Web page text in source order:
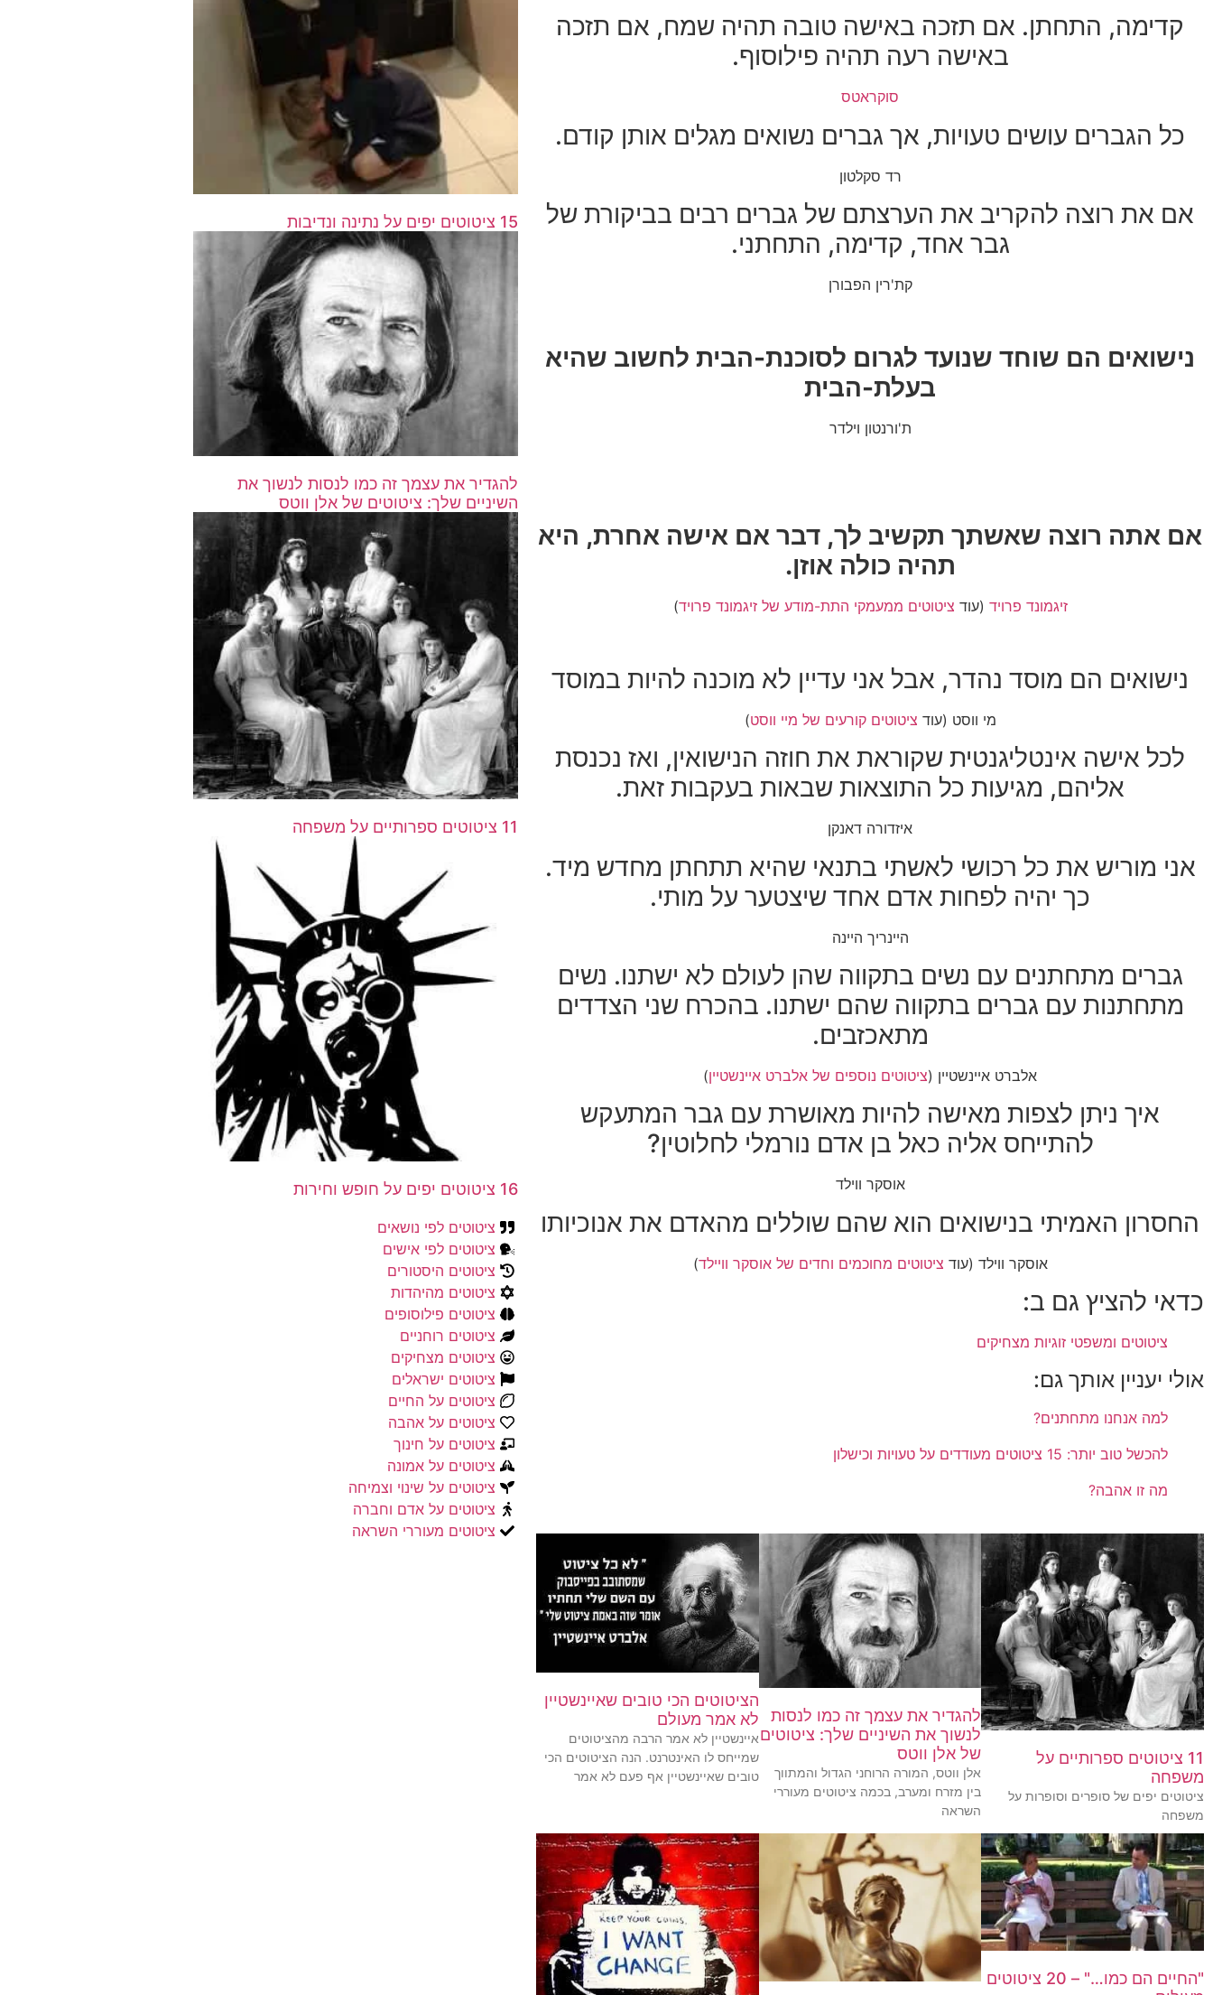
קדימה, התחתן. אם תזכה באישה טובה תהיה שמח, אם תזכה
באישה רעה תהיה פילוסוף.
סוקראטס
כל הגברים עושים טעויות, אך גברים נשואים מגלים אותן קודם.
רד סקלטון
אם את רוצה להקריב את הערצתם של גברים רבים בביקורת של
גבר אחד, קדימה, התחתני.
קת'רין הפבורן
נישואים הם שוחד שנועד לגרום לסוכנת-הבית לחשוב שהיא
בעלת-הבית
ת'ורנטון וילדר
אם אתה רוצה שאשתך תקשיב לך, דבר אם אישה אחרת, היא
תהיה כולה אוזן.
זיגמונד פרויד (עוד ציטוטים ממעמקי התת-מודע של זיגמונד פרויד)
נישואים הם מוסד נהדר, אבל אני עדיין לא מוכנה להיות במוסד
מי ווסט (עוד ציטוטים קורעים של מיי ווסט)
לכל אישה אינטליגנטית שקוראת את חוזה הנישואין, ואז נכנסת
אליהם, מגיעות כל התוצאות שבאות בעקבות זאת.
איזדורה דאנקן
אני מוריש את כל רכושי לאשתי בתנאי שהיא תתחתן מחדש מיד.
כך יהיה לפחות אדם אחד שיצטער על מותי.
היינריך היינה
גברים מתחתנים עם נשים בתקווה שהן לעולם לא ישתנו. נשים
מתחתנות עם גברים בתקווה שהם ישתנו. בהכרח שני הצדדים
מתאכזבים.
אלברט איינשטיין (ציטוטים נוספים של אלברט איינשטיין)
איך ניתן לצפות מאישה להיות מאושרת עם גבר המתעקש
להתייחס אליה כאל בן אדם נורמלי לחלוטין?
אוסקר ווילד
החסרון האמיתי בנישואים הוא שהם שוללים מהאדם את אנוכיותו
אוסקר ווילד (עוד ציטוטים מחוכמים וחדים של אוסקר וויילד)
כדאי להציץ גם ב:
ציטוטים ומשפטי זוגיות מצחיקים
אולי יעניין אותך גם:
למה אנחנו מתחתנים?
להכשל טוב יותר: 15 ציטוטים מעודדים על טעויות וכישלון
מה זו אהבה?
11 ציטוטים ספרותיים על
משפחה
ציטוטים יפים של סופרים וסופרות על
משפחה
להגדיר את עצמך זה כמו לנסות
לנשוך את השיניים שלך: ציטוטים
של אלן ווטס
אלן ווטס, המורה הרוחני הגדול והמתווך
בין מזרח ומערב, בכמה ציטוטים מעוררי
השראה
הציטוטים הכי טובים שאיינשטיין
לא אמר מעולם
איינשטיין לא אמר הרבה מהציטוטים
שמייחס לו האינטרנט. הנה הציטוטים הכי
טובים שאיינשטיין אף פעם לא אמר
"החיים הם כמו…" – 20 ציטוטים
15 ציטוטים יפים על נתינה ונדיבות
להגדיר את עצמך זה כמו לנסות לנשוך את
השיניים שלך: ציטוטים של אלן ווטס
11 ציטוטים ספרותיים על משפחה
16 ציטוטים יפים על חופש וחירות
ציטוטים לפי נושאים
ציטוטים לפי אישים
ציטוטים היסטורים
ציטוטים מהיהדות
ציטוטים פילוסופים
ציטוטים רוחניים
ציטוטים מצחיקים
ציטוטים ישראלים
ציטוטים על החיים
ציטוטים על אהבה
ציטוטים על חינוך
ציטוטים על אמונה
ציטוטים על שינוי וצמיחה
ציטוטים על אדם וחברה
ציטוטים מעוררי השראה